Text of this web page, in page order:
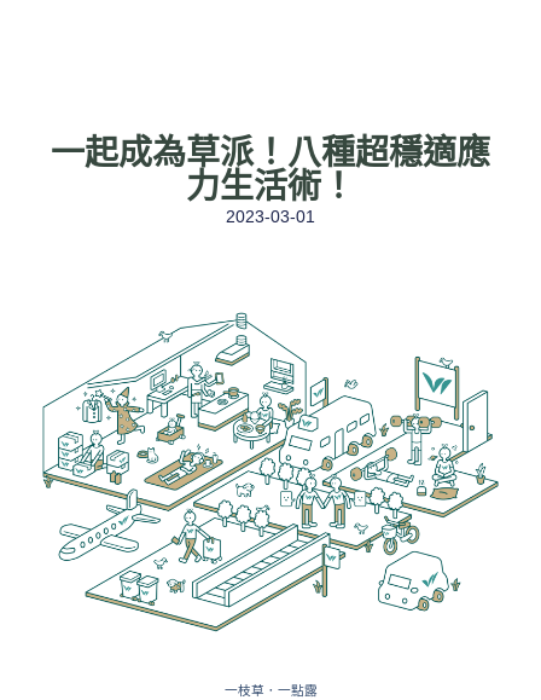
一起成為草派！八種超穩適應
力生活術！
2023-03-01
一枝草．一點露